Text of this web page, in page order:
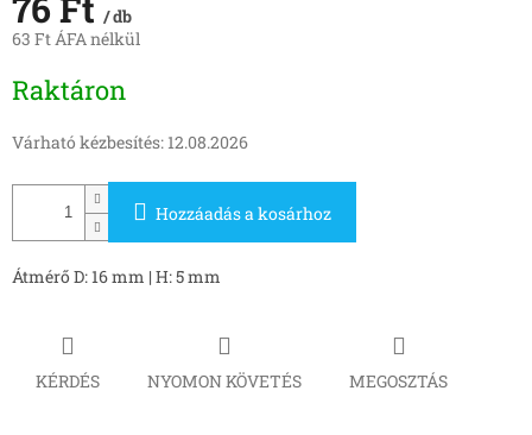
76 Ft / db
63 Ft ÁFA nélkül
Raktáron
Várható kézbesítés: 12.08.2026
Hozzáadás a kosárhoz
Átmérő D: 16 mm | H: 5 mm
KÉRDÉS NYOMON KÖVETÉS MEGOSZTÁS